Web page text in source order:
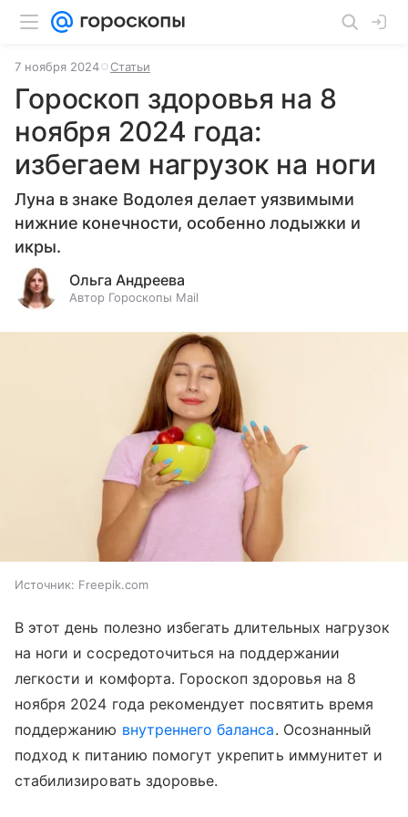
7 ноября 2024 Статьи
Гороскоп здоровья на 8
ноября 2024 года:
избегаем нагрузок на ноги
Луна в знаке Водолея делает уязвимыми
нижние конечности, особенно лодыжки и
икры.
Ольга Андреева
Автор Гороскопы Mail
Источник: Freepik.com
В этот день полезно избегать длительных нагрузок
на ноги и сосредоточиться на поддержании
легкости и комфорта. Гороскоп здоровья на 8
ноября 2024 года рекомендует посвятить время
поддержанию внутреннего баланса. Осознанный
подход к питанию помогут укрепить иммунитет и
стабилизировать здоровье.